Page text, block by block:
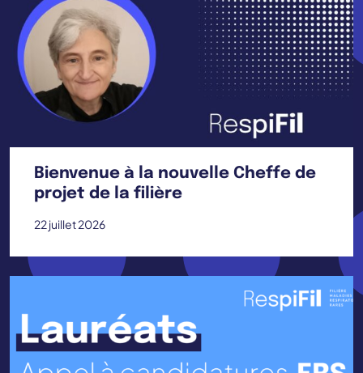
Bienvenue à la nouvelle Cheffe de
projet de la filière
22 juillet 2026